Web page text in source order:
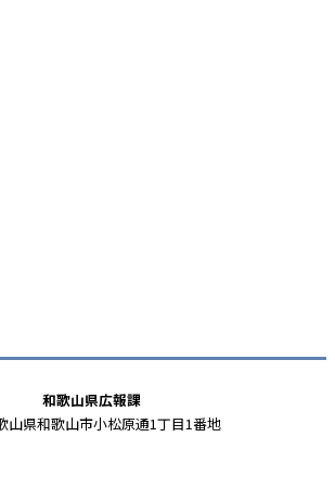
和歌山県広報課
県和歌山市小松原通1丁目1番地